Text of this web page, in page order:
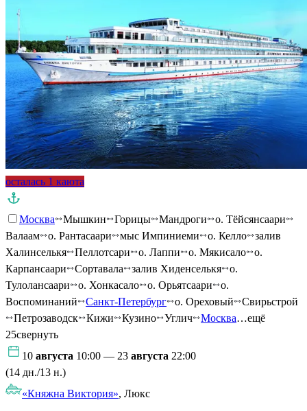
осталась 1 каюта
Москва Мышкин Горицы Мандроги
о. Тёйсянсаари
Валаам
о. Рантасаари мыс Импиниеми о. Келло
залив
Халинселькя
Пеллотсари о. Лаппи о. Мякисало
о.
Карпансаари
Сортавала залив Хиденселькя
о.
Тулолансаари
о. Хонкасало о. Орьятсаари
о.
Воспоминаний
Санкт-Петербург о. Ореховый
Свирьстрой
Петрозаводск
Кижи Кузино Углич Москва…ещё
25свернуть
10 августа 10:00 — 23 августа 22:00
(14 дн./13 н.)
«Княжна Виктория», Люкс